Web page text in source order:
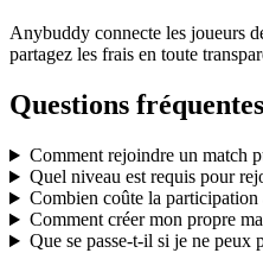
Anybuddy connecte les joueurs
partagez les frais en toute
Questions fréquentes
Comment rejoindre un match
Quel niveau est requis pour
Combien coûte la
Comment créer mon propre
Que se passe-t-il si je ne peux